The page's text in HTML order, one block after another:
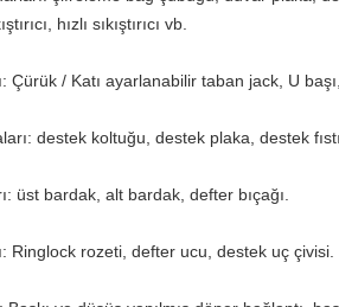
hızlı sıkıştırıcı vb.
Çürük / Katı ayarlanabilir taban jack, U
destek koltuğu, destek plaka, destek
üst bardak, alt bardak, defter bıçağı.
Ringlock rozeti, defter ucu, destek uç çivisi.